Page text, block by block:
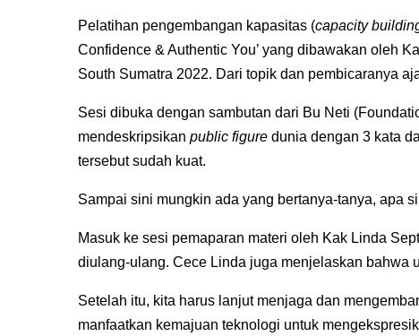
Pelatihan pengembangan kapasitas (capacity
Confidence & Authentic You’ yang dibawakan oleh
South Sumatra 2022. Dari topik dan pembicaranya
Sesi dibuka dengan sambutan dari Bu Neti
mendeskripsikanpublic figuredunia dengan 3 kata
tersebut sudah kuat.
Sampai sini mungkin ada yang bertanya-tanya, apa
Masuk ke sesi pemaparan materi oleh Kak Linda
diulang-ulang. Cece Linda juga menjelaskan bahwa
Setelah itu, kita harus lanjut menjaga dan
manfaatkan kemajuan teknologi untuk